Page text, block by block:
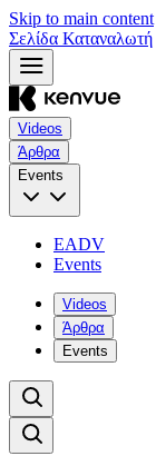
Skip to main content
Σελίδα Καταναλωτή
Videos
Άρθρα
Events
EADV
Events
Videos
Άρθρα
Events